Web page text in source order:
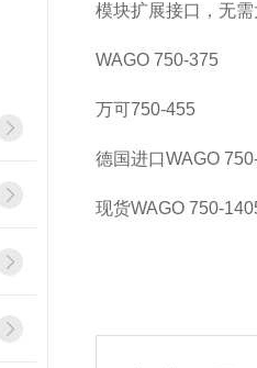
模块扩展接口，无
WAGO 750-375
万可750-455
德国进口WAGO
现货WAGO 750-